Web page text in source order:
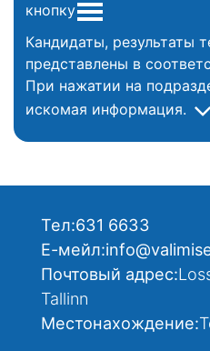
кнопку
Кандидаты, результаты
представлены в
При нажатии на
искомая информация.
Тел:631 6633
Е-мейл:
Почтовый адрес:
Tallinn
Местонахождение: